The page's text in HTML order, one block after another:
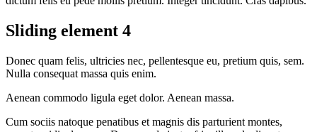
Sliding element 4
Donec quam felis, ultricies nec, pellentesque eu, pretium quis, sem.
Nulla consequat massa quis enim.
Aenean commodo ligula eget dolor. Aenean massa.
Cum sociis natoque penatibus et magnis dis parturient montes,